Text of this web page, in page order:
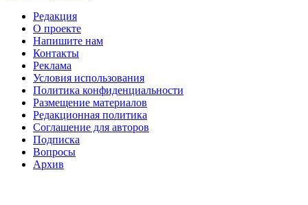
Редакция
О проекте
Напишите нам
Контакты
Реклама
Условия использования
Политика конфиденциальности
Размещение материалов
Редакционная политика
Соглашение для авторов
Подписка
Вопросы
Архив